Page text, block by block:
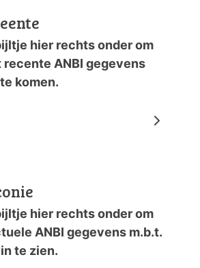
hier rechts onder om
recente ANBI gegevens
komen.
hier rechts onder om
ANBI gegevens m.b.t.
te zien.